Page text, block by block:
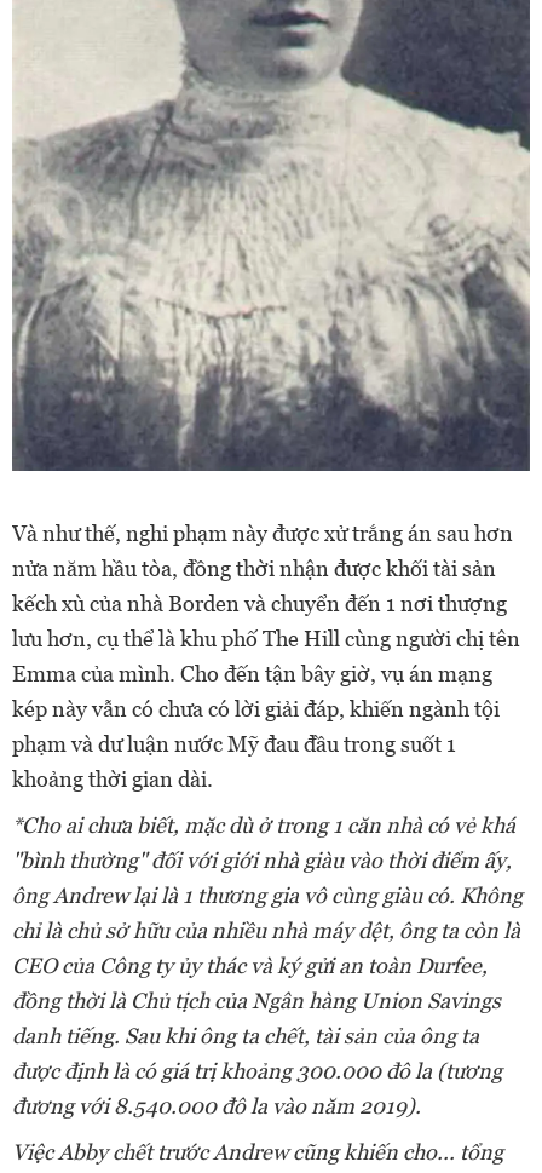
Và như thế, nghi phạm này được xử trắng án sau hơn
nửa năm hầu tòa, đồng thời nhận được khối tài sản
kếch xù của nhà Borden và chuyển đến 1 nơi thượng
lưu hơn, cụ thể là khu phố The Hill cùng người chị tên
Emma của mình. Cho đến tận bây giờ, vụ án mạng
kép này vẫn có chưa có lời giải đáp, khiến ngành tội
phạm và dư luận nước Mỹ đau đầu trong suốt 1
khoảng thời gian dài.
*Cho ai chưa biết, mặc dù ở trong 1 căn nhà có vẻ khá
"bình thường" đối với giới nhà giàu vào thời điểm ấy,
ông Andrew lại là 1 thương gia vô cùng giàu có. Không
chỉ là chủ sở hữu của nhiều nhà máy dệt, ông ta còn là
CEO của Công ty ủy thác và ký gửi an toàn Durfee,
đồng thời là Chủ tịch của Ngân hàng Union Savings
danh tiếng. Sau khi ông ta chết, tài sản của ông ta
được định là có giá trị khoảng 300.000 đô la (tương
đương với 8.540.000 đô la vào năm 2019).
Việc Abby chết trước Andrew cũng khiến cho... tổng